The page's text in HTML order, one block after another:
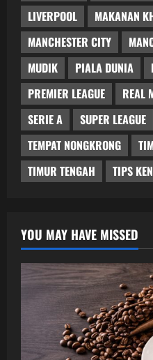
LIVERPOOL
MAKANAN
MANCHESTER CITY
MUDIK
PIALA DUNIA
PREMIER LEAGUE
REAL
SERIE A
SUPER LEAGUE
TEMPAT NONGKRONG
TIMUR TENGAH
TIPS
YOU MAY HAVE MISSED